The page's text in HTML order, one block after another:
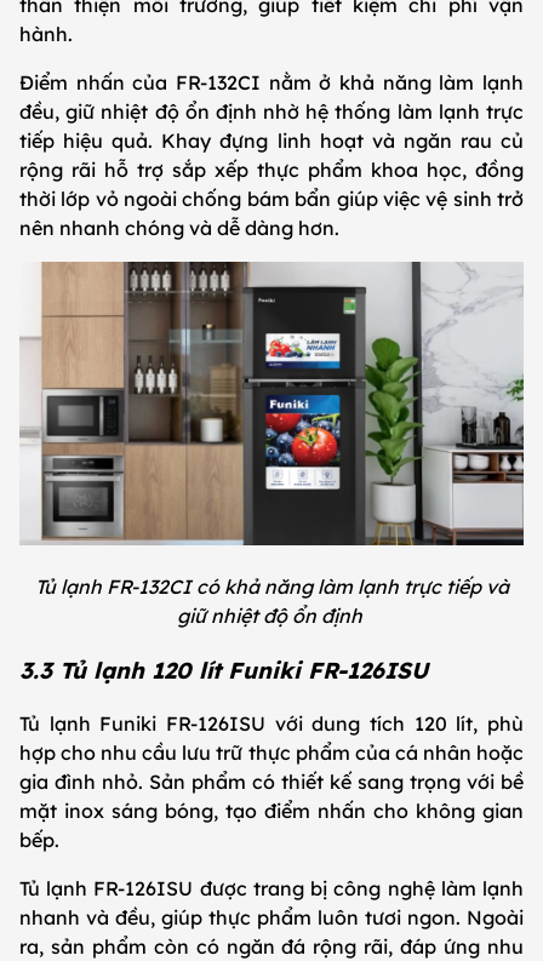
hành.
Điểm nhấn của FR-132CI nằm ở khả năng làm lạnh
đều, giữ nhiệt độ ổn định nhờ hệ thống làm lạnh trực
tiếp hiệu quả. Khay đựng linh hoạt và ngăn rau củ
rộng rãi hỗ trợ sắp xếp thực phẩm khoa học, đồng
thời lớp vỏ ngoài chống bám bẩn giúp việc vệ sinh trở
nên nhanh chóng và dễ dàng hơn.
Tủ lạnh FR-132CI có khả năng làm lạnh trực tiếp và
giữ nhiệt độ ổn định
3.3 Tủ lạnh 120 lít Funiki FR-126ISU
Tủ lạnh Funiki FR-126ISU với dung tích 120 lít, phù
hợp cho nhu cầu lưu trữ thực phẩm của cá nhân hoặc
gia đình nhỏ. Sản phẩm có thiết kế sang trọng với bề
mặt inox sáng bóng, tạo điểm nhấn cho không gian
bếp.
Tủ lạnh FR-126ISU được trang bị công nghệ làm lạnh
nhanh và đều, giúp thực phẩm luôn tươi ngon. Ngoài
ra, sản phẩm còn có ngăn đá rộng rãi, đáp ứng nhu